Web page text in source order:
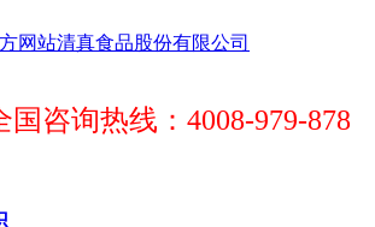
国咨询热线：4008-979-878